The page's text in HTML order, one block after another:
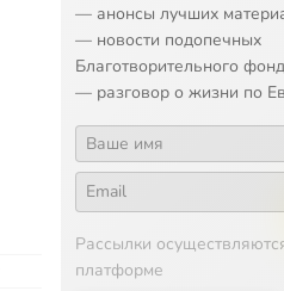
— анонсы лучших
— новости подопечных
Благотворительного
— разговор о жизни по
Рассылки
платформе